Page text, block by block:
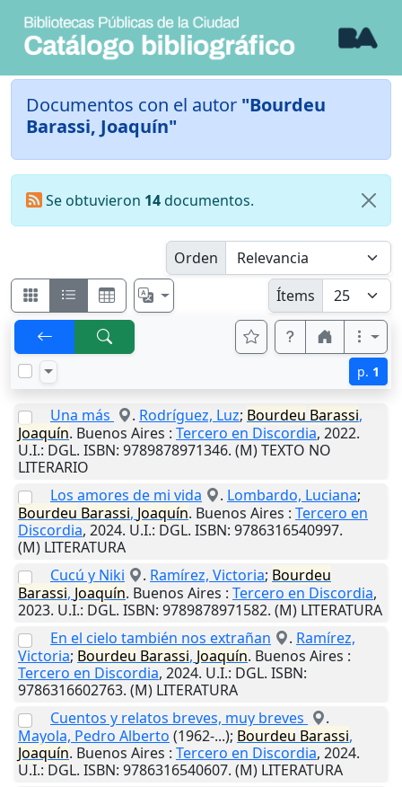
Documentos con el autor "Bourdeu
Barassi, Joaquín"
Se obtuvieron 14documentos.
Orden
Ítems
p. 1
Una más . Rodríguez, Luz; Bourdeu Barassi,
Joaquín. Buenos Aires : Tercero en Discordia, 2022.
U.I.: DGL. ISBN: 9789878971346. (M) TEXTO NO
LITERARIO
Los amores de mi vida
. Lombardo, Luciana;
Bourdeu Barassi, Joaquín. Buenos Aires : Tercero en
Discordia, 2024. U.I.: DGL. ISBN: 9786316540997.
(M) LITERATURA
Cucú y Niki
. Ramírez, Victoria; Bourdeu
Barassi, Joaquín. Buenos Aires : Tercero en Discordia,
2023. U.I.: DGL. ISBN: 9789878971582. (M) LITERATURA
En el cielo también nos extrañan
. Ramírez,
Victoria; Bourdeu Barassi, Joaquín. Buenos Aires :
Tercero en Discordia, 2024. U.I.: DGL. ISBN:
9786316602763. (M) LITERATURA
Cuentos y relatos breves, muy breves
.
Mayola, Pedro Alberto (1962-...); Bourdeu Barassi,
Joaquín. Buenos Aires : Tercero en Discordia, 2024.
U.I.: DGL. ISBN: 9786316540607. (M) LITERATURA